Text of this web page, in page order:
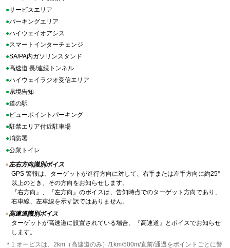
●サービスエリア
●パーキングエリア
●ハイウェイオアシス
●スマートインターチェンジ
●SA/PA内ガソリンスタンド
●高速道 長/連続トンネル
●ハイウェイラジオ受信エリア
●県境告知
●道の駅
●ビューポイントパーキング
●駐禁エリア付近駐車場
●消防署
●公衆トイレ
●左右方向識別ボイス
GPS 警報は、ターゲットが進行方向に対して、右手または左手方向に約25°
以上のとき、その方向をお知らせします。
『右方向』、『左方向』のボイスは、告知時点でのターゲット方向であり、
右車線、左車線を示す訳ではありません。
●高速道識別ボイス
ターゲットが高速道に設置されている場合、『高速道』とボイスでお知らせ
します。
＊1 オービスは、2km（高速道のみ）/1km/500m/直前/通過をポイントごとに警